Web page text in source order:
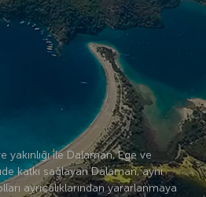
ile Dalaman, Ege ve
katkı sağlayan Dalaman, aynı
ayrıcalıklarından yararlanmaya